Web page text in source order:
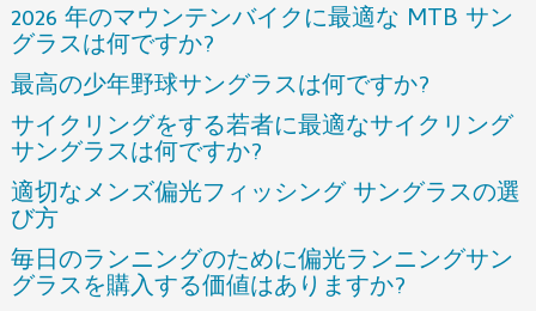
2026 年のマウンテンバイクに最適な MTB サン
グラスは何ですか?
最高の少年野球サングラスは何ですか?
サイクリングをする若者に最適なサイクリング
サングラスは何ですか?
適切なメンズ偏光フィッシング サングラスの選
び方
毎日のランニングのために偏光ランニングサン
グラスを購入する価値はありますか?